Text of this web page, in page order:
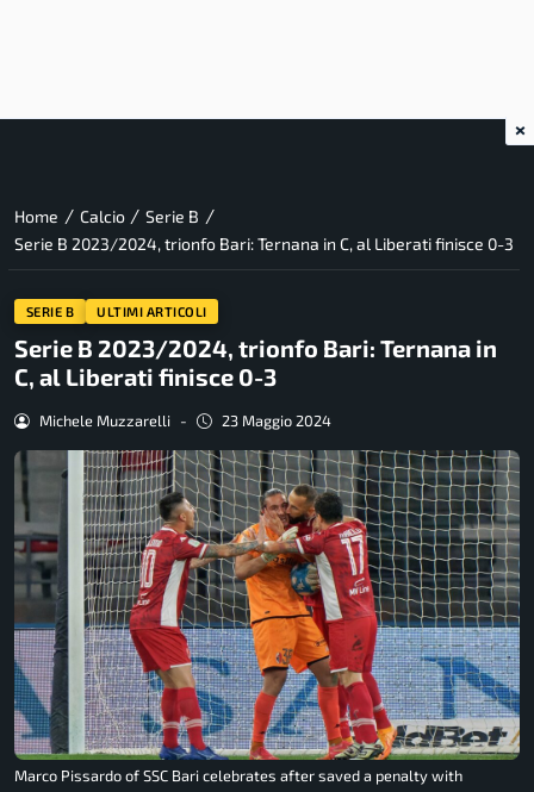
Home / Calcio / Serie B /
Serie B 2023/2024, trionfo Bari: Ternana in C, al Liberati finisce 0-3
SERIE B ULTIMI ARTICOLI
Serie B 2023/2024, trionfo Bari: Ternana in
C, al Liberati finisce 0-3
Michele Muzzarelli - 23 Maggio 2024
Marco Pissardo of SSC Bari celebrates after saved a penalty with
×